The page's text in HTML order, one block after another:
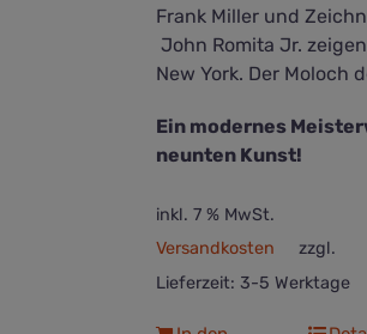
Frank Miller und
John Romita Jr.
New York. Der Moloch
Ein modernes
neunten Kunst!
inkl. 7 % MwSt.
zzgl.
Versandkosten
Lieferzeit: 3-5 Werktage